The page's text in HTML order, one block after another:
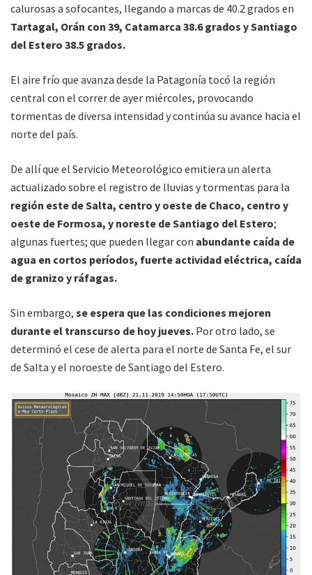
calurosas a sofocantes, llegando a marcas de 40.2 grados en
Tartagal, Orán con 39, Catamarca 38.6 grados y Santiago
del Estero 38.5 grados.
El aire frío que avanza desde la Patagonía tocó la región
central con el correr de ayer miércoles, provocando
tormentas de diversa intensidad y continúa su avance hacia el
norte del país.
De allí que el Servicio Meteorológico emitiera un alerta
actualizado sobre el registro de lluvias y tormentas para la
región este de Salta, centro y oeste de Chaco, centro y
oeste de Formosa, y noreste de Santiago del Estero;
algunas fuertes; que pueden llegar con abundante caída de
agua en cortos períodos, fuerte actividad eléctrica, caída
de granizo y ráfagas.
Sin embargo, se espera que las condiciones mejoren
durante el transcurso de hoy jueves. Por otro lado, se
determinó el cese de alerta para el norte de Santa Fe, el sur
de Salta y el noroeste de Santiago del Estero.